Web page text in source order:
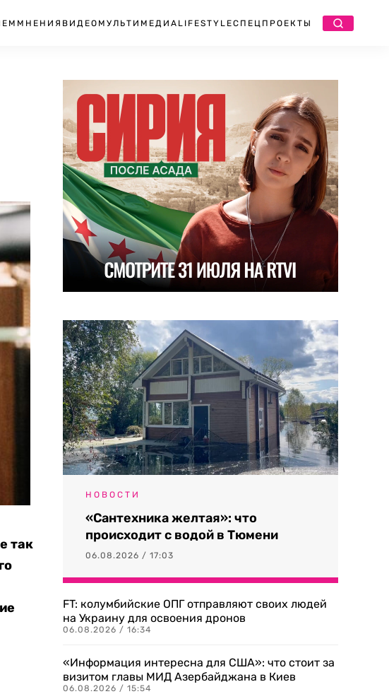
МНЕНИЯ ВИДЕО МУЛЬТИМЕДИА LIFESTYLEСПЕЦПРОЕКТЫ
так
НОВОСТИ
«Сантехника желтая»: что
происходит с водой в Тюмени
06.08.2026 / 17:03
FT: колумбийские ОПГ отправляют своих людей
на Украину для освоения дронов
06.08.2026 / 16:34
«Информация интересна для США»: что стоит за
визитом главы МИД Азербайджана в Киев
06.08.2026 / 15:54